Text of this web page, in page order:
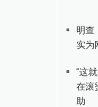
明查
实为
“这
在滚
助